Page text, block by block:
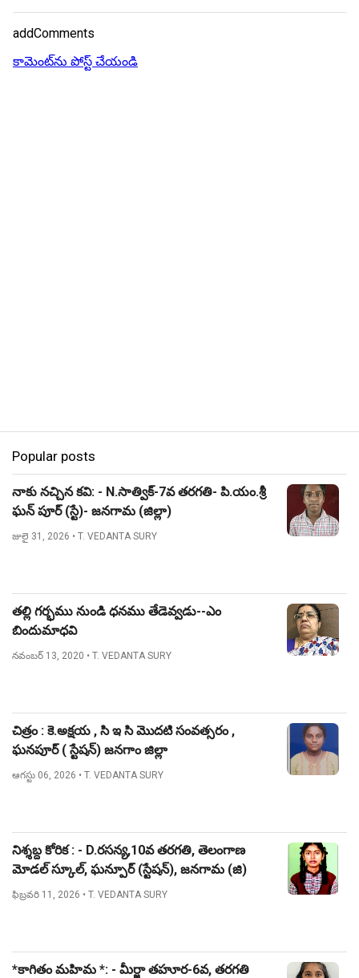
addComments
కామెంట్‌ను పోస్ట్ చేయండి
Popular posts
నాకు నచ్చిన కవి: - N.సాత్విక్-7వ తరగతి- పి.యం.శ్రీ
ఘన్ పూర్ (స్టే)- జనగామ (జిల్లా)
జులై 31, 2026 • T. VEDANTA SURY
తల్లి గర్భము నుండి ధనము తేడెవ్వడు--ఎం
బిందుమాధవి
నవంబర్ 13, 2020 • T. VEDANTA SURY
చిత్రం : కె.అక్షయ , సి ఇ సి మొదటి సంవత్సరం ,
ఘనపూర్ ( స్టేషన్) జనగాం జిల్లా
ఆగస్టు 06, 2026 • T. VEDANTA SURY
నిశ్శబ్ద కోరిక : - D.రసన్య,10వ తరగతి, తెలంగాణ
మోడల్ స్కూల్, ఘన్పూర్ (స్టేషన్), జనగామ (జి)
ఫిబ్రవరి 11, 2026 • T. VEDANTA SURY
*కాగితం మహిమ *: - మీర్జా తహూర-6వ, తరగతి